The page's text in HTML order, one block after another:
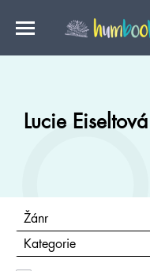
Lucie Eiseltová
Žánr
Kategorie